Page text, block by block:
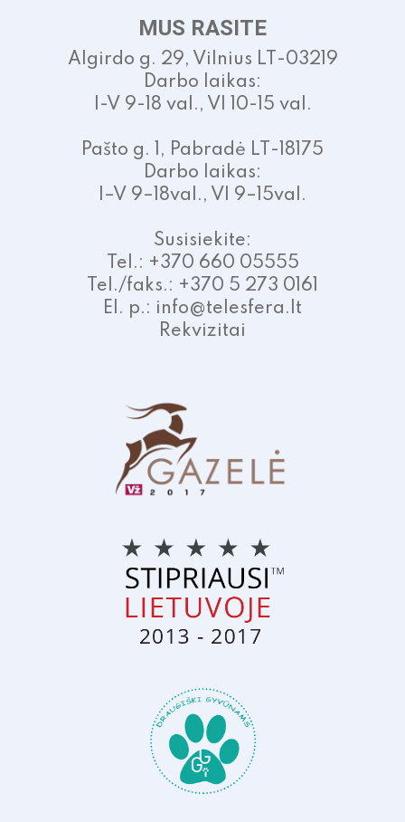
MUS RASITE
Algirdo g. 29, Vilnius LT-03219
Darbo laikas:
I-V 9-18 val., VI 10-15 val.
Pašto g. 1, Pabradė LT-18175
Darbo laikas:
I–V 9–18val., VI 9–15val.
Susisiekite:
Tel.: +370 660 05555
Tel./faks.: +370 5 273 0161
El. p.: info@telesfera.lt
Rekvizitai